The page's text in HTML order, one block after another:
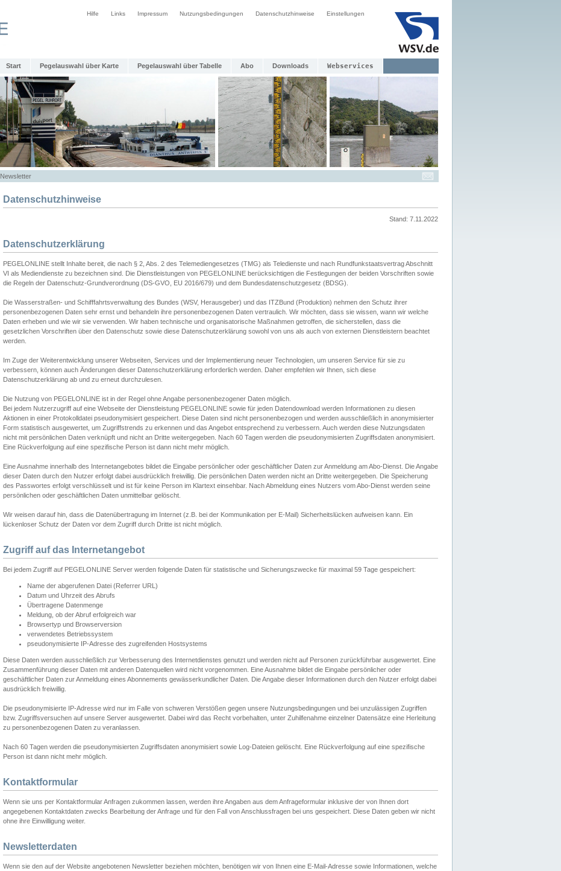
Hilfe Links Impressum Nutzungsbedingungen Datenschutzhinweise Einstellungen
Start Pegelauswahl über Karte Pegelauswahl über Tabelle Abo Downloads Webservices
Newsletter
Datenschutzhinweise
Stand: 7.11.2022
Datenschutzerklärung
PEGELONLINE stellt Inhalte bereit, die nach § 2, Abs. 2 des Telemediengesetzes (TMG) als Teledienste und nach Rundfunkstaatsvertrag Abschnitt
VI als Mediendienste zu bezeichnen sind. Die Dienstleistungen von PEGELONLINE berücksichtigen die Festlegungen der beiden Vorschriften sowie
die Regeln der Datenschutz-Grundverordnung (DS-GVO, EU 2016/679) und dem Bundesdatenschutzgesetz (BDSG).
Die Wasserstraßen- und Schifffahrtsverwaltung des Bundes (WSV, Herausgeber) und das ITZBund (Produktion) nehmen den Schutz ihrer
personenbezogenen Daten sehr ernst und behandeln ihre personenbezogenen Daten vertraulich. Wir möchten, dass sie wissen, wann wir welche
Daten erheben und wie wir sie verwenden. Wir haben technische und organisatorische Maßnahmen getroffen, die sicherstellen, dass die
gesetzlichen Vorschriften über den Datenschutz sowie diese Datenschutzerklärung sowohl von uns als auch von externen Dienstleistern beachtet
werden.
Im Zuge der Weiterentwicklung unserer Webseiten, Services und der Implementierung neuer Technologien, um unseren Service für sie zu
verbessern, können auch Änderungen dieser Datenschutzerklärung erforderlich werden. Daher empfehlen wir Ihnen, sich diese
Datenschutzerklärung ab und zu erneut durchzulesen.
Die Nutzung von PEGELONLINE ist in der Regel ohne Angabe personenbezogener Daten möglich.
Bei jedem Nutzerzugriff auf eine Webseite der Dienstleistung PEGELONLINE sowie für jeden Datendownload werden Informationen zu diesen
Aktionen in einer Protokolldatei pseudonymisiert gespeichert. Diese Daten sind nicht personenbezogen und werden ausschließlich in anonymisierter
Form statistisch ausgewertet, um Zugriffstrends zu erkennen und das Angebot entsprechend zu verbessern. Auch werden diese Nutzungsdaten
nicht mit persönlichen Daten verknüpft und nicht an Dritte weitergegeben. Nach 60 Tagen werden die pseudonymisierten Zugriffsdaten anonymisiert.
Eine Rückverfolgung auf eine spezifische Person ist dann nicht mehr möglich.
Eine Ausnahme innerhalb des Internetangebotes bildet die Eingabe persönlicher oder geschäftlicher Daten zur Anmeldung am Abo-Dienst. Die Angabe
dieser Daten durch den Nutzer erfolgt dabei ausdrücklich freiwillig. Die persönlichen Daten werden nicht an Dritte weitergegeben. Die Speicherung
des Passwortes erfolgt verschlüsselt und ist für keine Person im Klartext einsehbar. Nach Abmeldung eines Nutzers vom Abo-Dienst werden seine
persönlichen oder geschäftlichen Daten unmittelbar gelöscht.
Wir weisen darauf hin, dass die Datenübertragung im Internet (z.B. bei der Kommunikation per E-Mail) Sicherheitslücken aufweisen kann. Ein
lückenloser Schutz der Daten vor dem Zugriff durch Dritte ist nicht möglich.
Zugriff auf das Internetangebot
Bei jedem Zugriff auf PEGELONLINE Server werden folgende Daten für statistische und Sicherungszwecke für maximal 59 Tage gespeichert:
Name der abgerufenen Datei (Referrer URL)
Datum und Uhrzeit des Abrufs
Übertragene Datenmenge
Meldung, ob der Abruf erfolgreich war
Browsertyp und Browserversion
verwendetes Betriebssystem
pseudonymisierte IP-Adresse des zugreifenden Hostsystems
Diese Daten werden ausschließlich zur Verbesserung des Internetdienstes genutzt und werden nicht auf Personen zurückführbar ausgewertet. Eine
Zusammenführung dieser Daten mit anderen Datenquellen wird nicht vorgenommen. Eine Ausnahme bildet die Eingabe persönlicher oder
geschäftlicher Daten zur Anmeldung eines Abonnements gewässerkundlicher Daten. Die Angabe dieser Informationen durch den Nutzer erfolgt dabei
ausdrücklich freiwillig.
Die pseudonymisierte IP-Adresse wird nur im Falle von schweren Verstößen gegen unsere Nutzungsbedingungen und bei unzulässigen Zugriffen
bzw. Zugriffsversuchen auf unsere Server ausgewertet. Dabei wird das Recht vorbehalten, unter Zuhilfenahme einzelner Datensätze eine Herleitung
zu personenbezogenen Daten zu veranlassen.
Nach 60 Tagen werden die pseudonymisierten Zugriffsdaten anonymisiert sowie Log-Dateien gelöscht. Eine Rückverfolgung auf eine spezifische
Person ist dann nicht mehr möglich.
Kontaktformular
Wenn sie uns per Kontaktformular Anfragen zukommen lassen, werden ihre Angaben aus dem Anfrageformular inklusive der von Ihnen dort
angegebenen Kontaktdaten zwecks Bearbeitung der Anfrage und für den Fall von Anschlussfragen bei uns gespeichert. Diese Daten geben wir nicht
ohne ihre Einwilligung weiter.
Newsletterdaten
Wenn sie den auf der Website angebotenen Newsletter beziehen möchten, benötigen wir von Ihnen eine E-Mail-Adresse sowie Informationen, welche